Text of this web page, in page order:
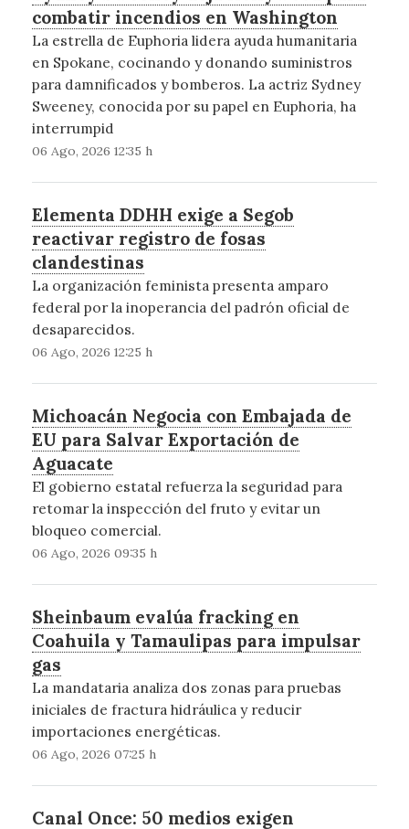
combatir incendios en Washington
La estrella de Euphoria lidera ayuda humanitaria
en Spokane, cocinando y donando suministros
para damnificados y bomberos. La actriz Sydney
Sweeney, conocida por su papel en Euphoria, ha
interrumpid
06 Ago, 2026 12:35 h
Elementa DDHH exige a Segob
reactivar registro de fosas
clandestinas
La organización feminista presenta amparo
federal por la inoperancia del padrón oficial de
desaparecidos.
06 Ago, 2026 12:25 h
Michoacán Negocia con Embajada de
EU para Salvar Exportación de
Aguacate
El gobierno estatal refuerza la seguridad para
retomar la inspección del fruto y evitar un
bloqueo comercial.
06 Ago, 2026 09:35 h
Sheinbaum evalúa fracking en
Coahuila y Tamaulipas para impulsar
gas
La mandataria analiza dos zonas para pruebas
iniciales de fractura hidráulica y reducir
importaciones energéticas.
06 Ago, 2026 07:25 h
Canal Once: 50 medios exigen